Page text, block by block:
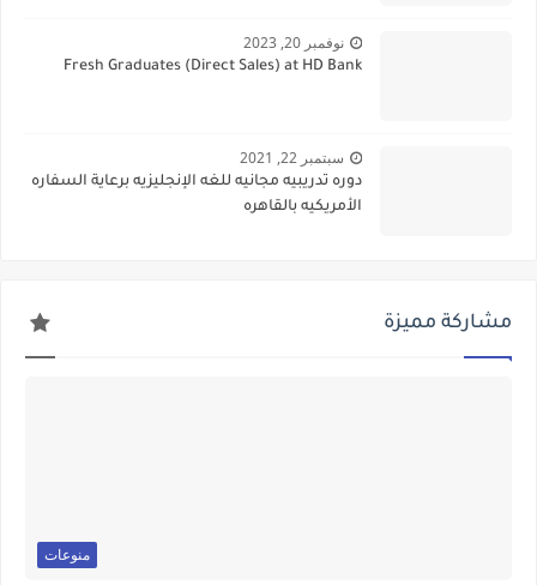
نوفمبر 20, 2023
Fresh Graduates (Direct Sales) at HD Bank
سبتمبر 22, 2021
دوره تدريبيه مجانيه للغه الإنجليزيه برعاية السفاره
الأمريكيه بالقاهره
مشاركة مميزة
منوعات